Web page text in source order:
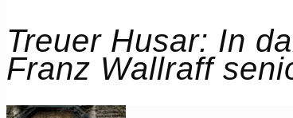
Treuer Husar: In
Franz Wallraff